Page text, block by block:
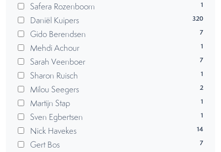
Safera Rozenboom 1
Daniël Kuipers 320
Gido Berendsen 7
Mehdi Achour 1
Sarah Veenboer 7
Sharon Ruisch 1
Milou Seegers 2
Martijn Stap 1
Sven Egbertsen 1
Nick Havekes 14
Gert Bos 7